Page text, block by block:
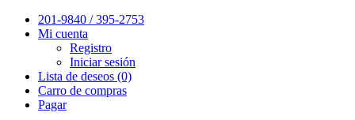
201-9840 / 395-2753
Mi cuenta
Registro
Iniciar sesión
Lista de deseos (0)
Carro de compras
Pagar